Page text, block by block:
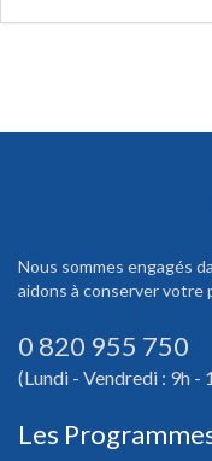
Nous sommes engagés
aidons à conserver votre
0 820 955 750
(Lundi - Vendredi : 9h
Les